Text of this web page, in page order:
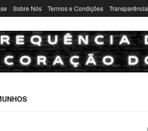
Sobre Nós Termos e Condições Transparência